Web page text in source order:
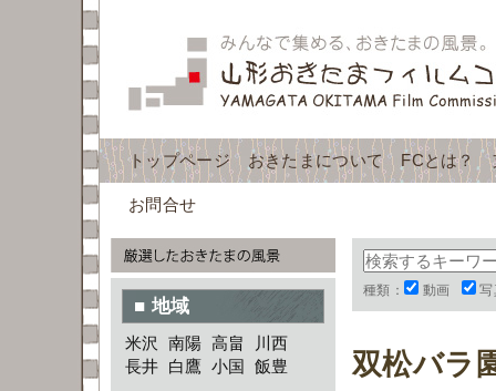
トップページ おきたまについて FCとは？
お問合せ
種類： 動画 写
双松バラ
■ 地域
米沢 南陽 高畠
川西
長井 白鷹 小国 飯豊